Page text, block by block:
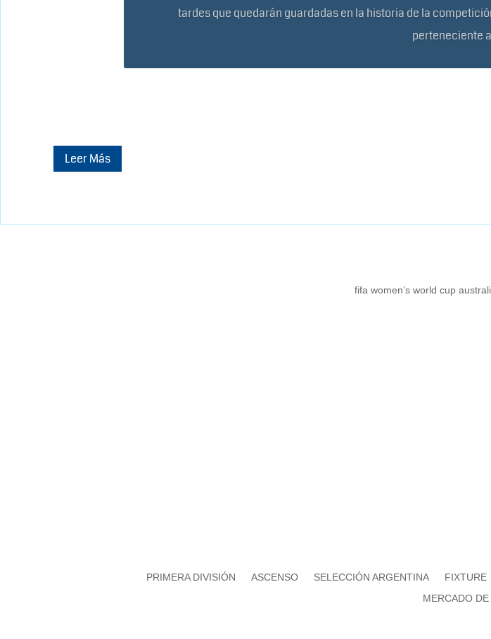
tardes que quedarán guardadas en la historia de la
perteneciente
Leer Más
fifa women’s world cup
PRIMERA DIVISIÓN ASCENSO SELECCIÓN ARGENTINA FIXTURE
MERCADO DE